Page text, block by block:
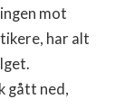
mot
har alt
gått ned,